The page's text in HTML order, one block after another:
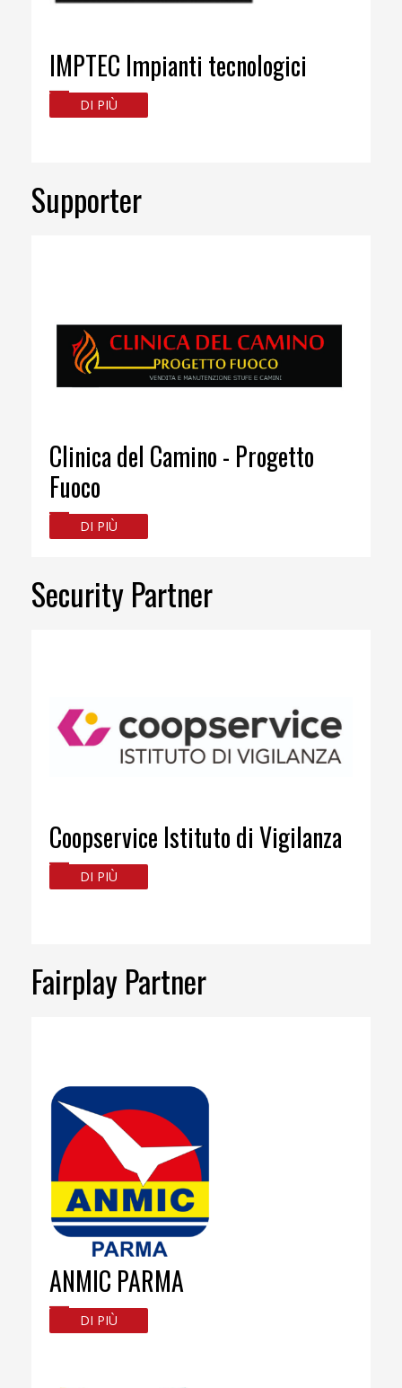
IMPTEC Impianti tecnologici
DI PIÙ
Supporter
Clinica del Camino - Progetto
Fuoco
DI PIÙ
Security Partner
Coopservice Istituto di Vigilanza
DI PIÙ
Fairplay Partner
ANMIC PARMA
DI PIÙ